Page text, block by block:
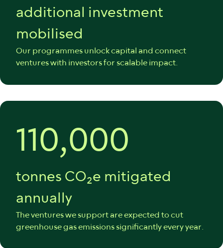
additional investment
mobilised
Our programmes unlock capital and connect
ventures with investors for scalable impact.
110,000
tonnes CO₂e mitigated
annually
The ventures we support are expected to cut
greenhouse gas emissions significantly every year.